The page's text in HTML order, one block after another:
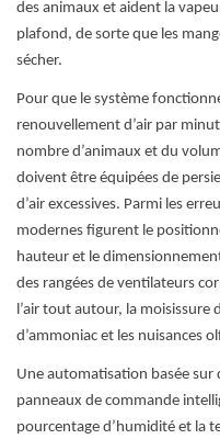
des animaux et aident la
plafond, de sorte que les
sécher.
Pour que le système
renouvellement d’air par
nombre d’animaux et du
doivent être équipées de
d’air excessives. Parmi les
modernes figurent le
hauteur et le
des rangées de ventilateurs
l’air tout autour, la moisissure
d’ammoniac et les nuisances
Une automatisation basée sur
panneaux de commande
pourcentage d’humidité et la